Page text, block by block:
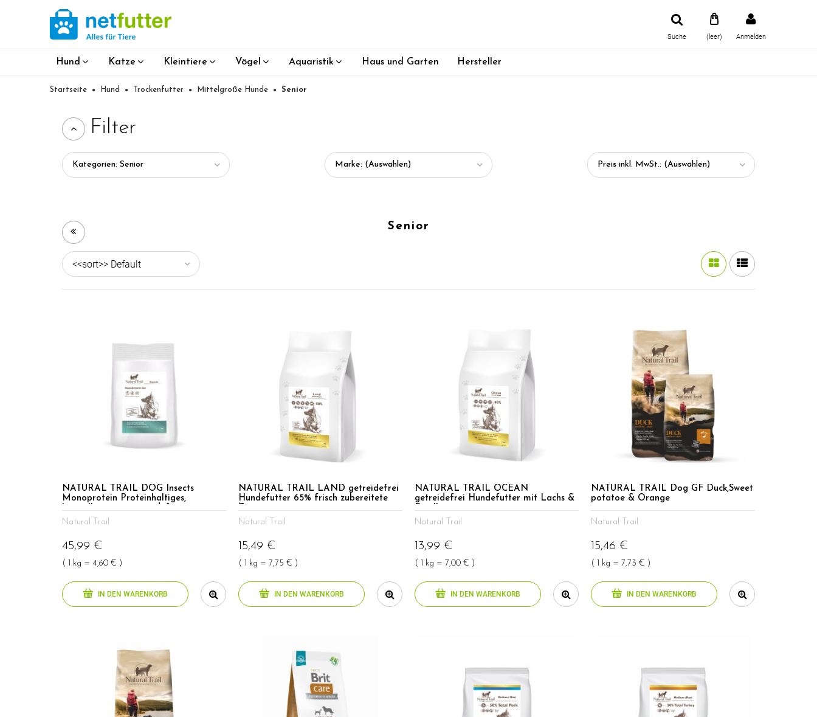
(leer) Anmelden
Suche
Hund Katze Kleintiere Vögel Aquaristik Haus und Garten Hersteller
Startseite Hund Trockenfutter Mittelgroße Hunde Senior
Filter
Kategorien: Senior Marke: (Auswählen) Preis inkl. MwSt.: (Auswählen)
Senior
NATURAL TRAIL DOG Insects
Monoprotein Proteinhaltiges,
hypoallergenes, getreidefreies
Premium mit Insekten
Natural Trail
45,99 €
( 1 kg = 4,60 € )
IN DEN WARENKORB
NATURAL TRAIL LAND getreidefrei
Hundefutter 65% frisch zubereitete
Zutaten
Natural Trail
15,49 €
( 1 kg = 7,75 € )
IN DEN WARENKORB
NATURAL TRAIL OCEAN
getreidefrei Hundefutter mit Lachs &
Forelle
Natural Trail
13,99 €
( 1 kg = 7,00 € )
IN DEN WARENKORB
NATURAL TRAIL Dog GF Duck,Sweet
potatoe & Orange
Natural Trail
15,46 €
( 1 kg = 7,73 € )
IN DEN WARENKORB